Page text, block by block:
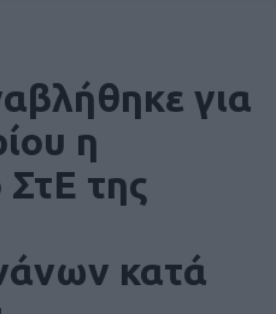
για
η
ΣτΕ της
κατά